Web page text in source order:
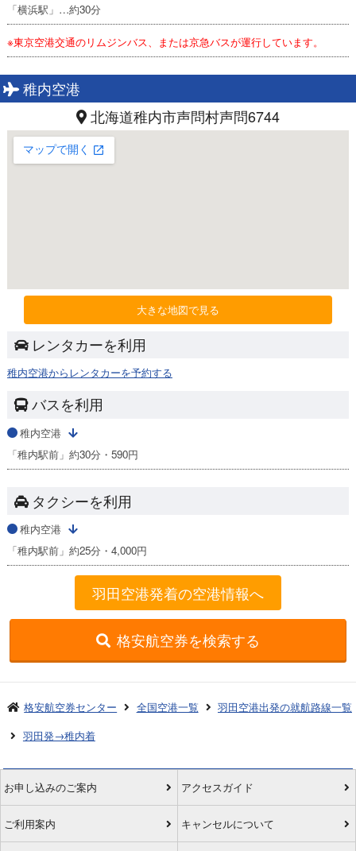
「横浜駅」…約30分
※東京空港交通のリムジンバス、または京急バスが運行しています。
稚内空港
北海道稚内市声問村声問6744
大きな地図で見る
レンタカーを利用
稚内空港からレンタカーを予約する
バスを利用
稚内空港
「稚内駅前」約30分・590円
タクシーを利用
稚内空港
「稚内駅前」約25分・4,000円
羽田空港発着の空港情報へ
格安航空券を検索する
格安航空券センター 全国空港一覧
羽田空港出発の就航路線一覧
羽田発→稚内着
お申し込みのご案内 アクセスガイド
ご利用案内 キャンセルについて